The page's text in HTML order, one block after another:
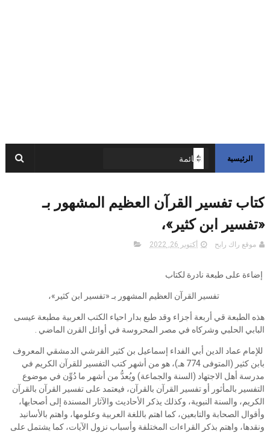
الرئيسية
كتاب تفسير القرآن العظيم المشهور بـ
«تفسير ابن كثير»،
موقع راك رابح أكتوبر 26, 2022
إضاءة على طبعة نادرة لكتاب
تفسير القرآن العظيم المشهور بـ «تفسير ابن كثير»،
هذه الطبعة قي أربعة أجزاء وقد طبع بدار احياء الكتب العربية مطبعة عيسى
البابي الحلبي وشركاه في مصر المحروسة في أوائل القرن الماضي .
للإمام عماد الدين أبي الفداء إسماعيل بن كثير القرشي الدمشقي المعروف
بابن كثير (المتوفى 774 هـ)، هو من أشهر كتب التفسير للقرآن الكريم في
مدرسة أهل الاجتهاد (السنة والجماعة) ويُعدُّ من أشهر ما دُوِّن في موضوع
التفسير بالمأثور أو تفسير القرآن بالقرآن، فيعتمد على تفسير القرآن بالقرآن
الكريم، والسنة النبوية، وكذلك يذكر الأحاديث والآثار المسندة إلى أصحابها،
وأقوال الصحابة والتابعين، كما اهتم باللغة العربية وعلومها، واهتم بالأسانيد
ونقدها، واهتم بذكر القراءات المختلفة وأسباب نزول الآيات، كما يشتمل على